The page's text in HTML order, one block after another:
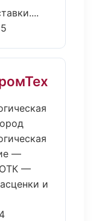
—
ОТК —
и